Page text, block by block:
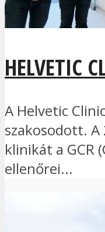
HELVETIC
A Helvetic
szakosodott.
klinikát a GCR
ellenőrei...